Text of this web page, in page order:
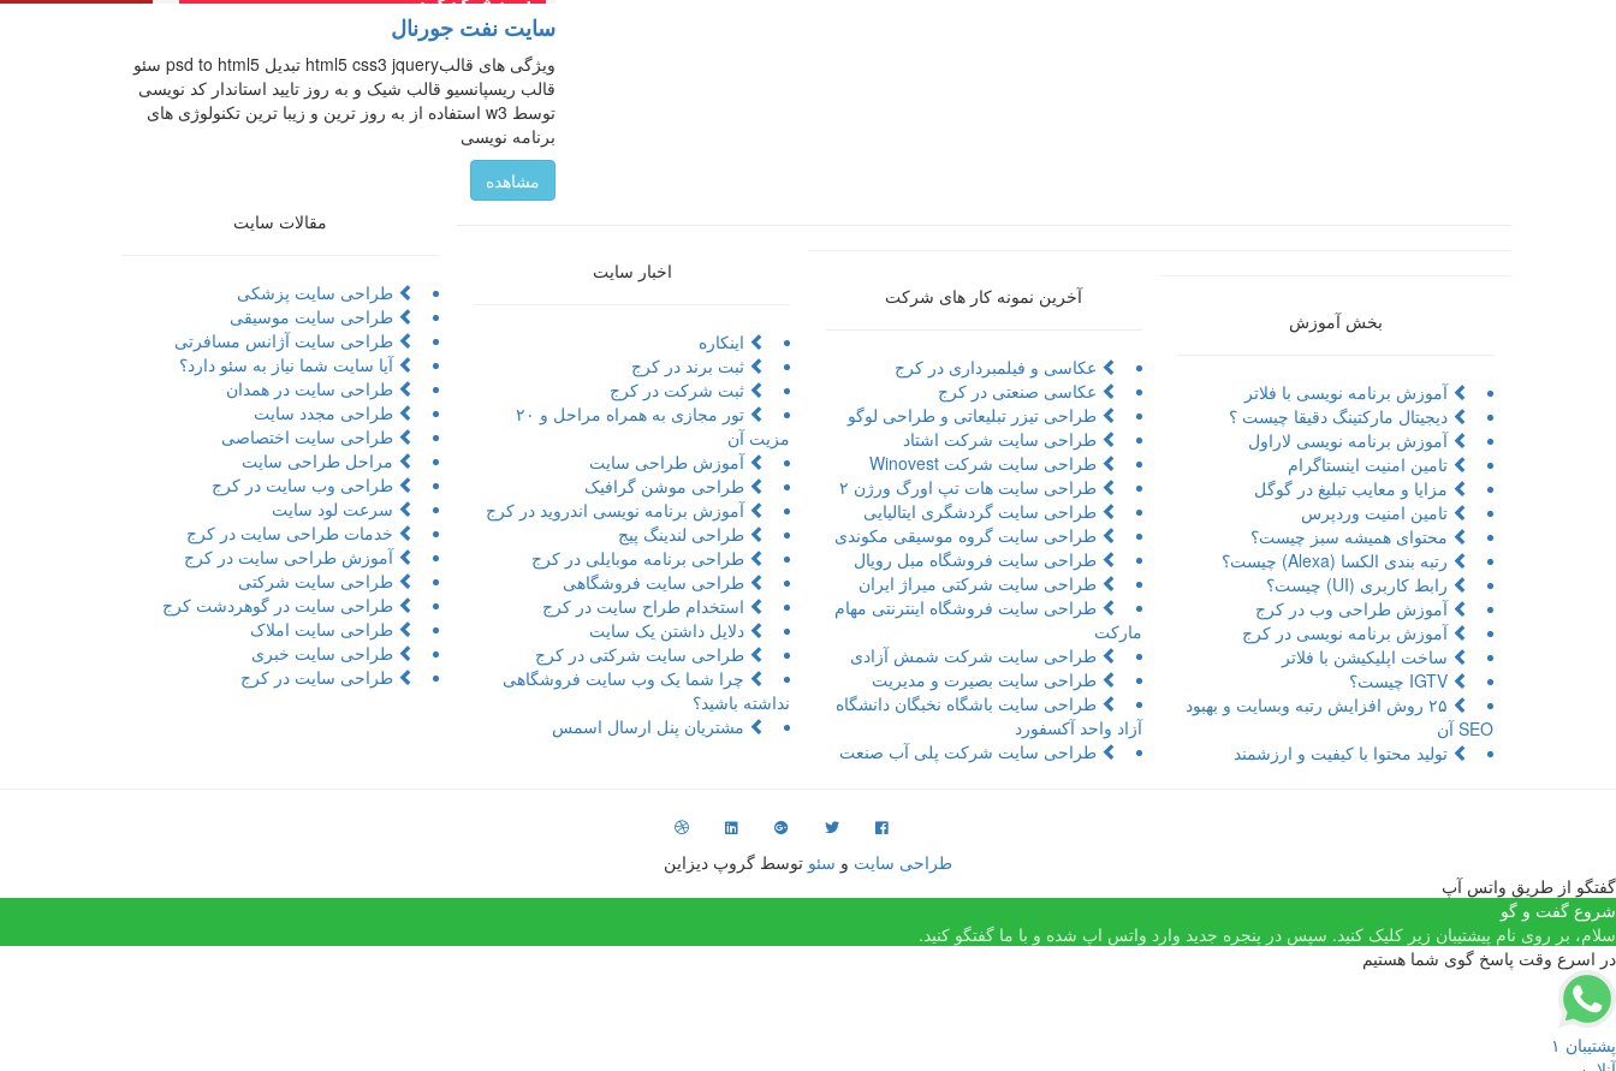
سایت نفت جورنال
ویژگی های قالبhtml5 css3 jquery تبدیل psd to html5 سئو
قالب ریسپانسیو قالب شیک و به روز تایید استاندار کد نویسی
توسط w3 استفاده از به روز ترین و زیبا ترین تکنولوژی های
برنامه نویسی
مشاهده
مقالات سایت
طراحی سایت پزشکی
طراحی سایت موسیقی
طراحی سایت آژانس مسافرتی
آیا سایت شما نیاز به سئو دارد؟
طراحی سایت در همدان
طراحی مجدد سایت
طراحی سایت اختصاصی
مراحل طراحی سایت
طراحی وب سایت در کرج
سرعت لود سایت
خدمات طراحی سایت در کرج
آموزش طراحی سایت در کرج
طراحی سایت شرکتی
طراحی سایت در گوهردشت کرج
طراحی سایت املاک
طراحی سایت خبری
طراحی سایت در کرج
اخبار سایت
اینکاره
ثبت برند در کرج
ثبت شرکت در کرج
تور مجازی به همراه مراحل و ۲۰
مزیت آن
آموزش طراحی سایت
طراحی موشن گرافیک
آموزش برنامه نویسی اندروید در کرج
طراحی لندینگ پیج
طراحی برنامه موبایلی در کرج
طراحی سایت فروشگاهی
استخدام طراح سایت در کرج
دلایل داشتن یک سایت
طراحی سایت شرکتی در کرج
چرا شما یک وب سایت فروشگاهی
نداشته باشید؟
مشتریان پنل ارسال اسمس
آخرین نمونه کار های شرکت
عکاسی و فیلمبرداری در کرج
عکاسی صنعتی در کرج
طراحی تیزر تبلیعاتی و طراحی لوگو
طراحی سایت شرکت اشتاد
طراحی سایت شرکت Winovest
طراحی سایت هات تپ اورگ ورژن ۲
طراحی سایت گردشگری ایتالیایی
طراحی سایت گروه موسیقی مکوندی
طراحی سایت فروشگاه مبل رویال
طراحی سایت شرکتی میراژ ایران
طراحی سایت فروشگاه اینترنتی مهام
مارکت
طراحی سایت شرکت شمش آزادی
طراحی سایت بصیرت و مدیریت
طراحی سایت باشگاه نخبگان دانشگاه
آزاد واحد آکسفورد
طراحی سایت شرکت پلی آب صنعت
بخش آموزش
آموزش برنامه نویسی با فلاتر
دیجیتال مارکتینگ دقیقا چیست ؟
آموزش برنامه نویسی لاراول
تامین امنیت اینستاگرام
مزایا و معایب تبلیغ در گوگل
تامین امنیت وردپرس
محتوای همیشه سبز چیست؟
رتبه بندی الکسا (Alexa) چیست؟
رابط کاربری (UI) چیست؟
آموزش طراحی وب در کرج
آموزش برنامه نویسی در کرج
ساخت اپلیکیشن با فلاتر
۲۵ روش افزایش رتبه وبسایت و بهبود
SEO آن
تولید محتوا با کیفیت و ارزشمند
طراحی سایت و سئو توسط گروپ دیزاین
گفتگو از طریق واتس آپ
شروع گفت و گو
سلام، بر روی نام پیشتیبان زیر کلیک کنید. سپس در پنجره جدید وارد واتس اپ شده و با ما گفتگو کنید.
در اسرع وقت پاسخ گوی شما هستیم
پشتیبان ۱